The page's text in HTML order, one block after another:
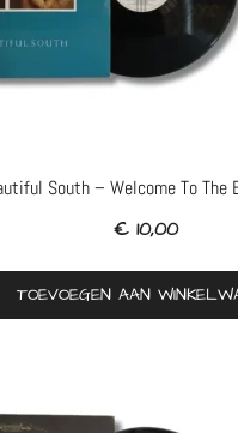
South – Welcome To The
€ 10,00
TOEVOEGEN AAN